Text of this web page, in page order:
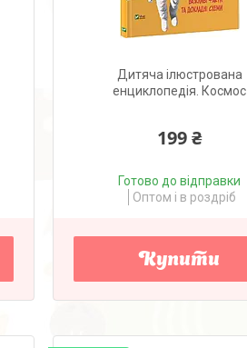
Дитяча ілюстрована
енциклопедія. Космос
199 ₴
Готово до відправки
Оптом і в роздріб
Купити